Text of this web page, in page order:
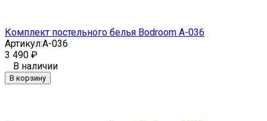
Комплект постельного белья Bodroom A-036
Артикул:A-036
3 490 ₽
В наличии
В корзину